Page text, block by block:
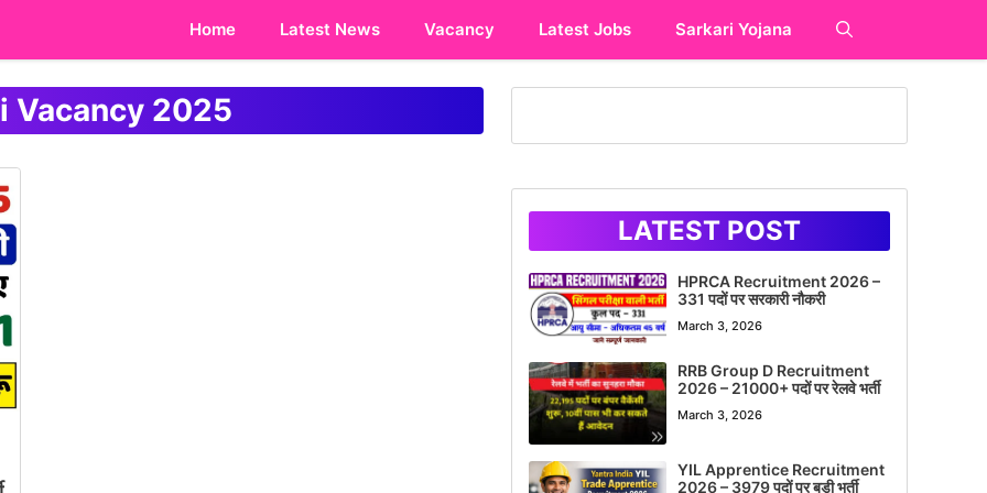
Home Latest News Vacancy Latest Jobs Sarkari Yojana
Vacancy 2025
LATEST POST
HPRCA Recruitment 2026 –
331 पदों पर सरकारी नौकरी
March 3, 2026
RRB Group D Recruitment
2026 – 21000+ पदों पर रेलवे भर्ती
March 3, 2026
YIL Apprentice Recruitment
2026 – 3979 पदों पर बड़ी भर्ती